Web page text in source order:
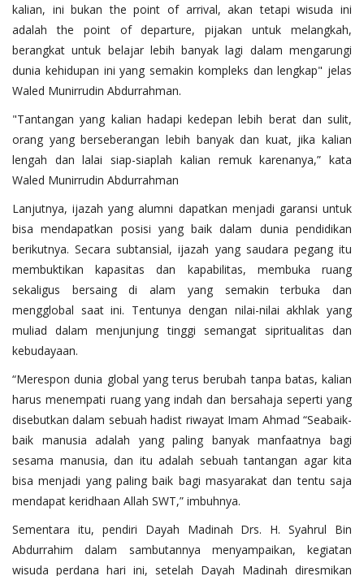
kalian, ini bukan the point of arrival, akan tetapi wisuda ini
adalah the point of departure, pijakan untuk melangkah,
berangkat untuk belajar lebih banyak lagi dalam mengarungi
dunia kehidupan ini yang semakin kompleks dan lengkap" jelas
Waled Munirrudin Abdurrahman.
"Tantangan yang kalian hadapi kedepan lebih berat dan sulit,
orang yang berseberangan lebih banyak dan kuat, jika kalian
lengah dan lalai siap-siaplah kalian remuk karenanya,” kata
Waled Munirrudin Abdurrahman
Lanjutnya, ijazah yang alumni dapatkan menjadi garansi untuk
bisa mendapatkan posisi yang baik dalam dunia pendidikan
berikutnya. Secara subtansial, ijazah yang saudara pegang itu
membuktikan kapasitas dan kapabilitas, membuka ruang
sekaligus bersaing di alam yang semakin terbuka dan
mengglobal saat ini. Tentunya dengan nilai-nilai akhlak yang
muliad dalam menjunjung tinggi semangat sipritualitas dan
kebudayaan.
“Merespon dunia global yang terus berubah tanpa batas, kalian
harus menempati ruang yang indah dan bersahaja seperti yang
disebutkan dalam sebuah hadist riwayat Imam Ahmad “Seabaik-
baik manusia adalah yang paling banyak manfaatnya bagi
sesama manusia, dan itu adalah sebuah tantangan agar kita
bisa menjadi yang paling baik bagi masyarakat dan tentu saja
mendapat keridhaan Allah SWT,” imbuhnya.
Sementara itu, pendiri Dayah Madinah Drs. H. Syahrul Bin
Abdurrahim dalam sambutannya menyampaikan, kegiatan
wisuda perdana hari ini, setelah Dayah Madinah diresmikan